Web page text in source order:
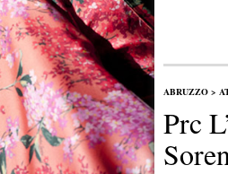
ABRUZZO >
Prc